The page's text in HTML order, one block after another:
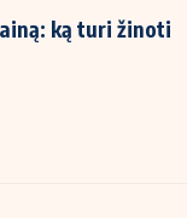
ką turi žinoti